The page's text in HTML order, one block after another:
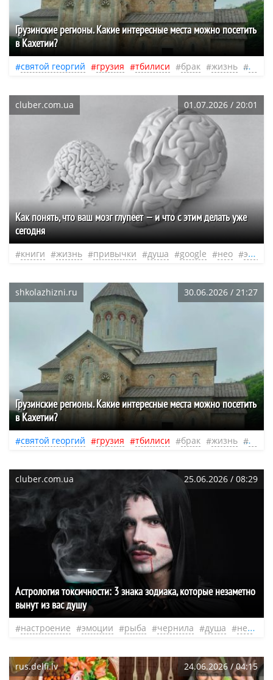
Грузинские регионы. Какие интересные места можно посетить
в Кахетии?
святой георгий грузия тбилиси брак жизнь
cluber.com.ua 01.07.2026 / 20:01
Как понять, что ваш мозг глупеет — и что с этим делать уже
сегодня
книги жизнь привычки душа google нео эфир
shkolazhizni.ru 30.06.2026 / 21:27
Грузинские регионы. Какие интересные места можно посетить
в Кахетии?
святой георгий грузия тбилиси брак жизнь
cluber.com.ua 25.06.2026 / 08:29
Астрология токсичности: 3 знака зодиака, которые незаметно
вынут из вас душу
настроение эмоции рыба чернила душа нео
rus.delfi.lv 24.06.2026 / 04:15